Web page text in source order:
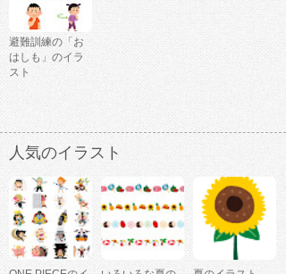
避難訓練の「お
はしも」のイラ
スト
人気のイラスト